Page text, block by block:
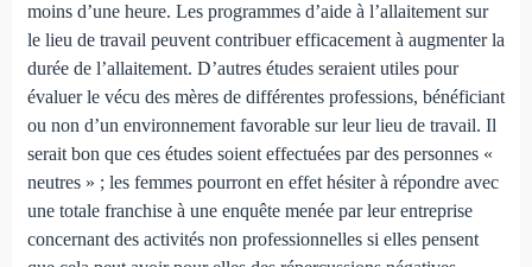
moins d’une heure. Les programmes d’aide à l’allaitement sur
le lieu de travail peuvent contribuer efficacement à augmenter la
durée de l’allaitement. D’autres études seraient utiles pour
évaluer le vécu des mères de différentes professions, bénéficiant
ou non d’un environnement favorable sur leur lieu de travail. Il
serait bon que ces études soient effectuées par des personnes «
neutres » ; les femmes pourront en effet hésiter à répondre avec
une totale franchise à une enquête menée par leur entreprise
concernant des activités non professionnelles si elles pensent